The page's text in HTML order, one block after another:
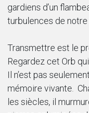
gardiens d’un
turbulences de
Transmettre est le
Regardez cet Orb
Il n’est pas
mémoire vivante.
les siècles, il